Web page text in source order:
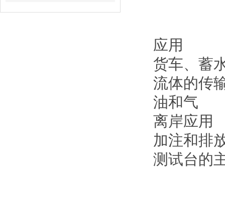
应用
货车、蓄
流体的传
油和气
离岸应用
加注和排
测试台的